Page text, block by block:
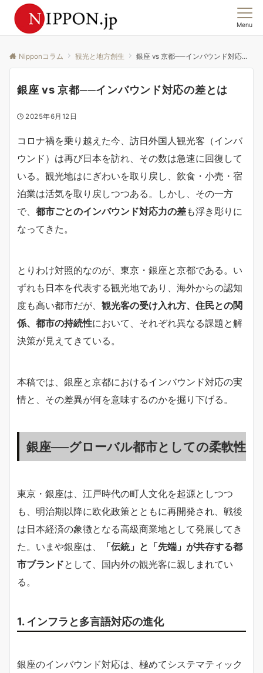
Menu
Nipponコラム 観光と地方創生 銀座 vs 京都──インバウンド対応の差とは
銀座 vs 京都──インバウンド対応の差とは
2025年6月12日
コロナ禍を乗り越えた今、訪日外国人観光客（インバ
ウンド）は再び日本を訪れ、その数は急速に回復して
いる。観光地はにぎわいを取り戻し、飲食・小売・宿
泊業は活気を取り戻しつつある。しかし、その一方
で、 都市ごとのインバウンド対応力の差も浮き彫りに
なってきた。
とりわけ対照的なのが、東京・銀座と京都である。い
ずれも日本を代表する観光地であり、海外からの認知
度も高い都市だが、 観光客の受け入れ方、住民との関
係、都市の持続性において、それぞれ異なる課題と解
決策が見えてきている。
本稿では、銀座と京都におけるインバウンド対応の実
情と、その差異が何を意味するのかを掘り下げる。
銀座──グローバル都市としての柔軟性
東京・銀座は、江戸時代の町人文化を起源としつつ
も、明治期以降に欧化政策とともに再開発され、戦後
は日本経済の象徴となる高級商業地として発展してき
た。いまや銀座は、
「伝統」と「先端」が共存する都
市ブランドとして、国内外の観光客に親しまれてい
る。
1. インフラと多言語対応の進化
銀座のインバウンド対応は、極めてシステマティック